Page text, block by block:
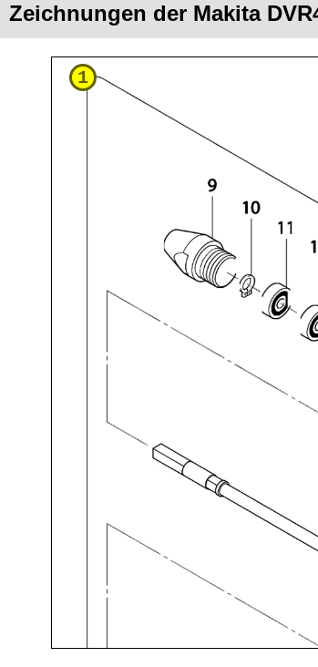
Zeichnungen der Makita
1